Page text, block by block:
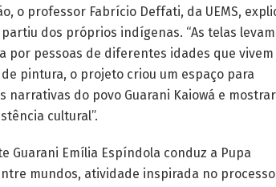
o professor Fabrício Deffati, da UEMS,
dos próprios indígenas. “As telas levam
por pessoas de diferentes idades que vivem
pintura, o projeto criou um espaço para
do povo Guarani Kaiowá e mostrar
cultural”.
Guarani Emília Espíndola conduz a Pupa
mundos, atividade inspirada no